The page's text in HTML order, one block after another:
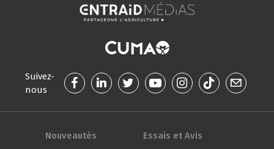
Suivez-
nous
Nouveautés Essais et Avis